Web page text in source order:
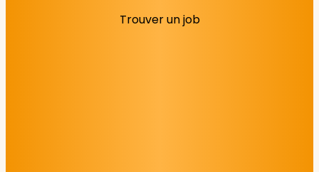
Trouver un job